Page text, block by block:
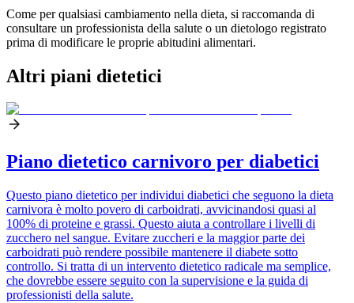
Come per qualsiasi cambiamento nella dieta, si raccomanda di
consultare un professionista della salute o un dietologo registrato
prima di modificare le proprie abitudini alimentari.
Altri piani dietetici
Piano dietetico carnivoro per diabetici
Questo piano dietetico per individui diabetici che seguono la dieta
carnivora è molto povero di carboidrati, avvicinandosi quasi al
100% di proteine e grassi. Questo aiuta a controllare i livelli di
zucchero nel sangue. Evitare zuccheri e la maggior parte dei
carboidrati può rendere possibile mantenere il diabete sotto
controllo. Si tratta di un intervento dietetico radicale ma semplice,
che dovrebbe essere seguito con la supervisione e la guida di
professionisti della salute.